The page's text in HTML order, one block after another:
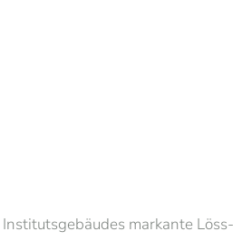
markante Löss-